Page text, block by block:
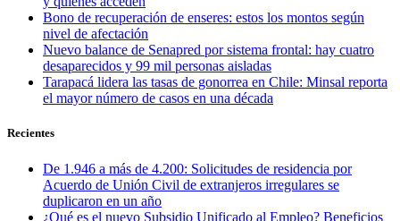
Bono de recuperación de enseres: estos los montos según
nivel de afectación
Nuevo balance de Senapred por sistema frontal: hay cuatro
desaparecidos y 99 mil personas aisladas
Tarapacá lidera las tasas de gonorrea en Chile: Minsal reporta
el mayor número de casos en una década
Recientes
De 1.946 a más de 4.200: Solicitudes de residencia por
Acuerdo de Unión Civil de extranjeros irregulares se
duplicaron en un año
¿Qué es el nuevo Subsidio Unificado al Empleo? Beneficios